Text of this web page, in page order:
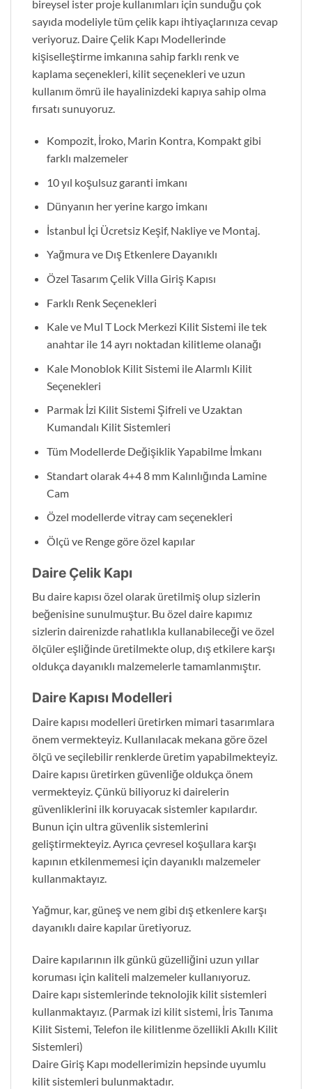
bireysel ister proje kullanımları için sunduğu çok
sayıda modeliyle tüm çelik kapı ihtiyaçlarınıza cevap
veriyoruz. Daire Çelik Kapı Modellerinde
kişiselleştirme imkanına sahip farklı renk ve
kaplama seçenekleri, kilit seçenekleri ve uzun
kullanım ömrü ile hayalinizdeki kapıya sahip olma
fırsatı sunuyoruz.
Kompozit, İroko, Marin Kontra, Kompakt gibi
farklı malzemeler
10 yıl koşulsuz garanti imkanı
Dünyanın her yerine kargo imkanı
İstanbul İçi Ücretsiz Keşif, Nakliye ve Montaj.
Yağmura ve Dış Etkenlere Dayanıklı
Özel Tasarım Çelik Villa Giriş Kapısı
Farklı Renk Seçenekleri
Kale ve Mul T Lock Merkezi Kilit Sistemi ile tek
anahtar ile 14 ayrı noktadan kilitleme olanağı
Kale Monoblok Kilit Sistemi ile Alarmlı Kilit
Seçenekleri
Parmak İzi Kilit Sistemi Şifreli ve Uzaktan
Kumandalı Kilit Sistemleri
Tüm Modellerde Değişiklik Yapabilme İmkanı
Standart olarak 4+4 8 mm Kalınlığında Lamine
Cam
Özel modellerde vitray cam seçenekleri
Ölçü ve Renge göre özel kapılar
Daire Çelik Kapı
Bu daire kapısı özel olarak üretilmiş olup sizlerin
beğenisine sunulmuştur. Bu özel daire kapımız
sizlerin dairenizde rahatlıkla kullanabileceği ve özel
ölçüler eşliğinde üretilmekte olup, dış etkilere karşı
oldukça dayanıklı malzemelerle tamamlanmıştır.
Daire Kapısı Modelleri
Daire kapısı modelleri üretirken mimari tasarımlara
önem vermekteyiz. Kullanılacak mekana göre özel
ölçü ve seçilebilir renklerde üretim yapabilmekteyiz.
Daire kapısı üretirken güvenliğe oldukça önem
vermekteyiz. Çünkü biliyoruz ki dairelerin
güvenliklerini ilk koruyacak sistemler kapılardır.
Bunun için ultra güvenlik sistemlerini
geliştirmekteyiz. Ayrıca çevresel koşullara karşı
kapının etkilenmemesi için dayanıklı malzemeler
kullanmaktayız.
Yağmur, kar, güneş ve nem gibi dış etkenlere karşı
dayanıklı daire kapılar üretiyoruz.
Daire kapılarının ilk günkü güzelliğini uzun yıllar
koruması için kaliteli malzemeler kullanıyoruz.
Daire kapı sistemlerinde teknolojik kilit sistemleri
kullanmaktayız. (Parmak izi kilit sistemi, İris Tanıma
Kilit Sistemi, Telefon ile kilitlenme özellikli Akıllı Kilit
Sistemleri)
Daire Giriş Kapı modellerimizin hepsinde uyumlu
kilit sistemleri bulunmaktadır.